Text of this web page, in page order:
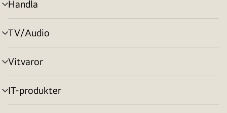
Handla
menyväxling
TV/Audio
menyväxling
Vitvaror
menyväxling
IT-produkter
menyväxling